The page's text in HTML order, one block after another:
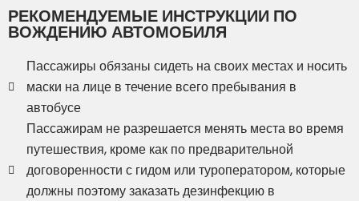
РЕКОМЕНДУЕМЫЕ ИНСТРУКЦИИ ПО
ВОЖДЕНИЮ АВТОМОБИЛЯ
Пассажиры обязаны сидеть на своих местах и носить
маски на лице в течение всего пребывания в
автобусе
Пассажирам не разрешается менять места во время
путешествия, кроме как по предварительной
договоренности с гидом или туроператором, которые
должны поэтому заказать дезинфекцию в